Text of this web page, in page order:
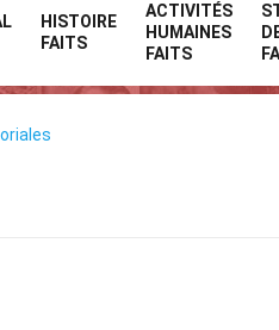
HISTOIRE
FAITS
ACTIVITÉS
HUMAINES
FAITS